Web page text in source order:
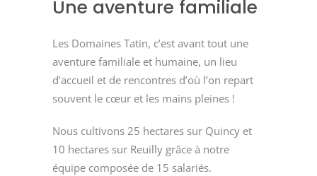
Une aventure familiale
Les Domaines Tatin, c’est avant tout une
aventure familiale et humaine, un lieu
d’accueil et de rencontres d’où l’on repart
souvent le cœur et les mains pleines !
Nous cultivons 25 hectares sur Quincy et
10 hectares sur Reuilly grâce à notre
équipe composée de 15 salariés.